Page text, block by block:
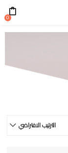
0
الترتيب الافتراضي